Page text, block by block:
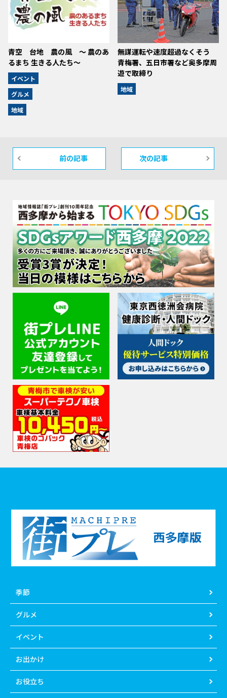
青空 台地 農の風 ～ 農のあ
るまち 生きる人たち～
イベント
グルメ
地域
無謀運転や速度超過なくそう
青梅署、五日市署など奥多摩周
遊で取締り
地域
前の記事 次の記事
季節
グルメ
イベント
お出かけ
お役立ち